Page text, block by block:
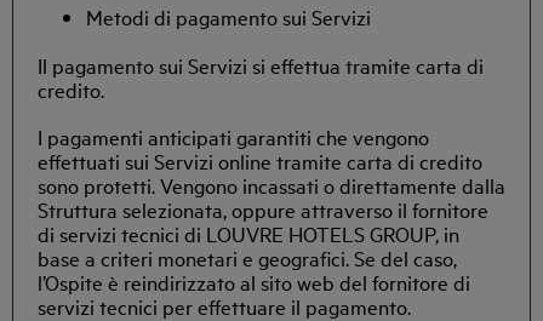
Metodi di pagamento sui Servizi
Il pagamento sui Servizi si effettua tramite carta di
credito.
I pagamenti anticipati garantiti che vengono
effettuati sui Servizi online tramite carta di credito
sono protetti. Vengono incassati o direttamente dalla
Struttura selezionata, oppure attraverso il fornitore
di servizi tecnici di LOUVRE HOTELS GROUP, in
base a criteri monetari e geografici. Se del caso,
l’Ospite è reindirizzato al sito web del fornitore di
servizi tecnici per effettuare il pagamento.